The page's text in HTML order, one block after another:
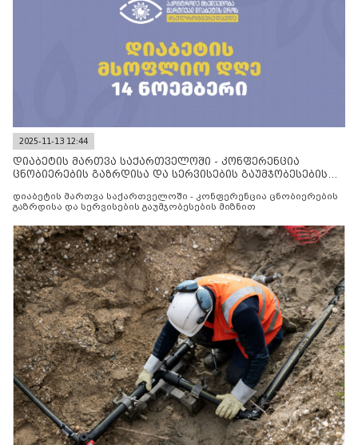
2025-11-13 12:44
დიაბეტის მართვა საქართველოში - კონფერენცია
ცნობიერების გაზრდისა და სერვისების გაუმჯობესების
დიაბეტის მართვა საქართველოში - კონფერენცია ცნობიერების
გაზრდისა და სერვისების გაუმჯობესების მიზნით